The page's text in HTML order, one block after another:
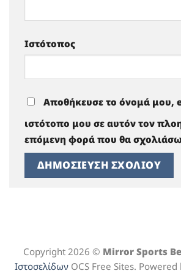
Ιστότοπος
Αποθήκευσε το όνομά μου,
ιστότοπο μου σε αυτόν τον
επόμενη φορά που θα
Copyright 2026 © Mirror Sports
ΙστοσελίδωνOCS Free Sites. Powered